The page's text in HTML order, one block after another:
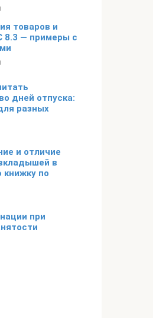
товаров и
8.3 — примеры с
дней отпуска:
разных
и отличие
в
книжку по
при